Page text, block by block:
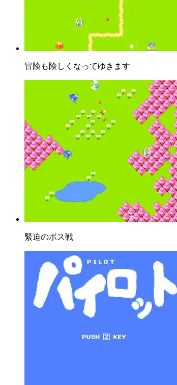
冒険も険しくなってゆきます
緊迫のボス戦